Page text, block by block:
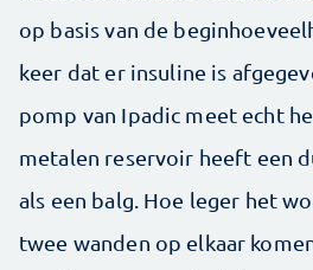
op basis van de
keer dat er insuline is
pomp van Ipadic meet echt
metalen reservoir heeft een
als een balg. Hoe leger het
twee wanden op elkaar